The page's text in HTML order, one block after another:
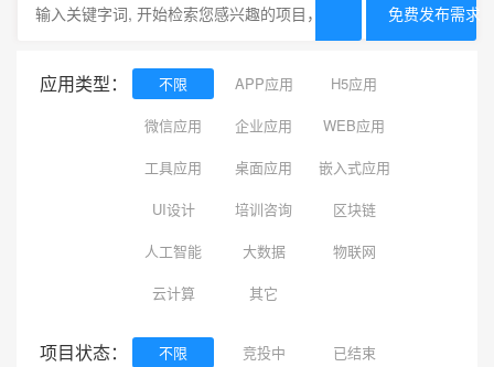
免费发布需求
应用类型： 不限 APP应用
H5应用
微信应用
企业应用
WEB应用
工具应用
桌面应用
嵌入式应用
UI设计
培训咨询
区块链
人工智能
大数据
物联网
云计算
其它
项目状态： 不限 竞投中 已结束